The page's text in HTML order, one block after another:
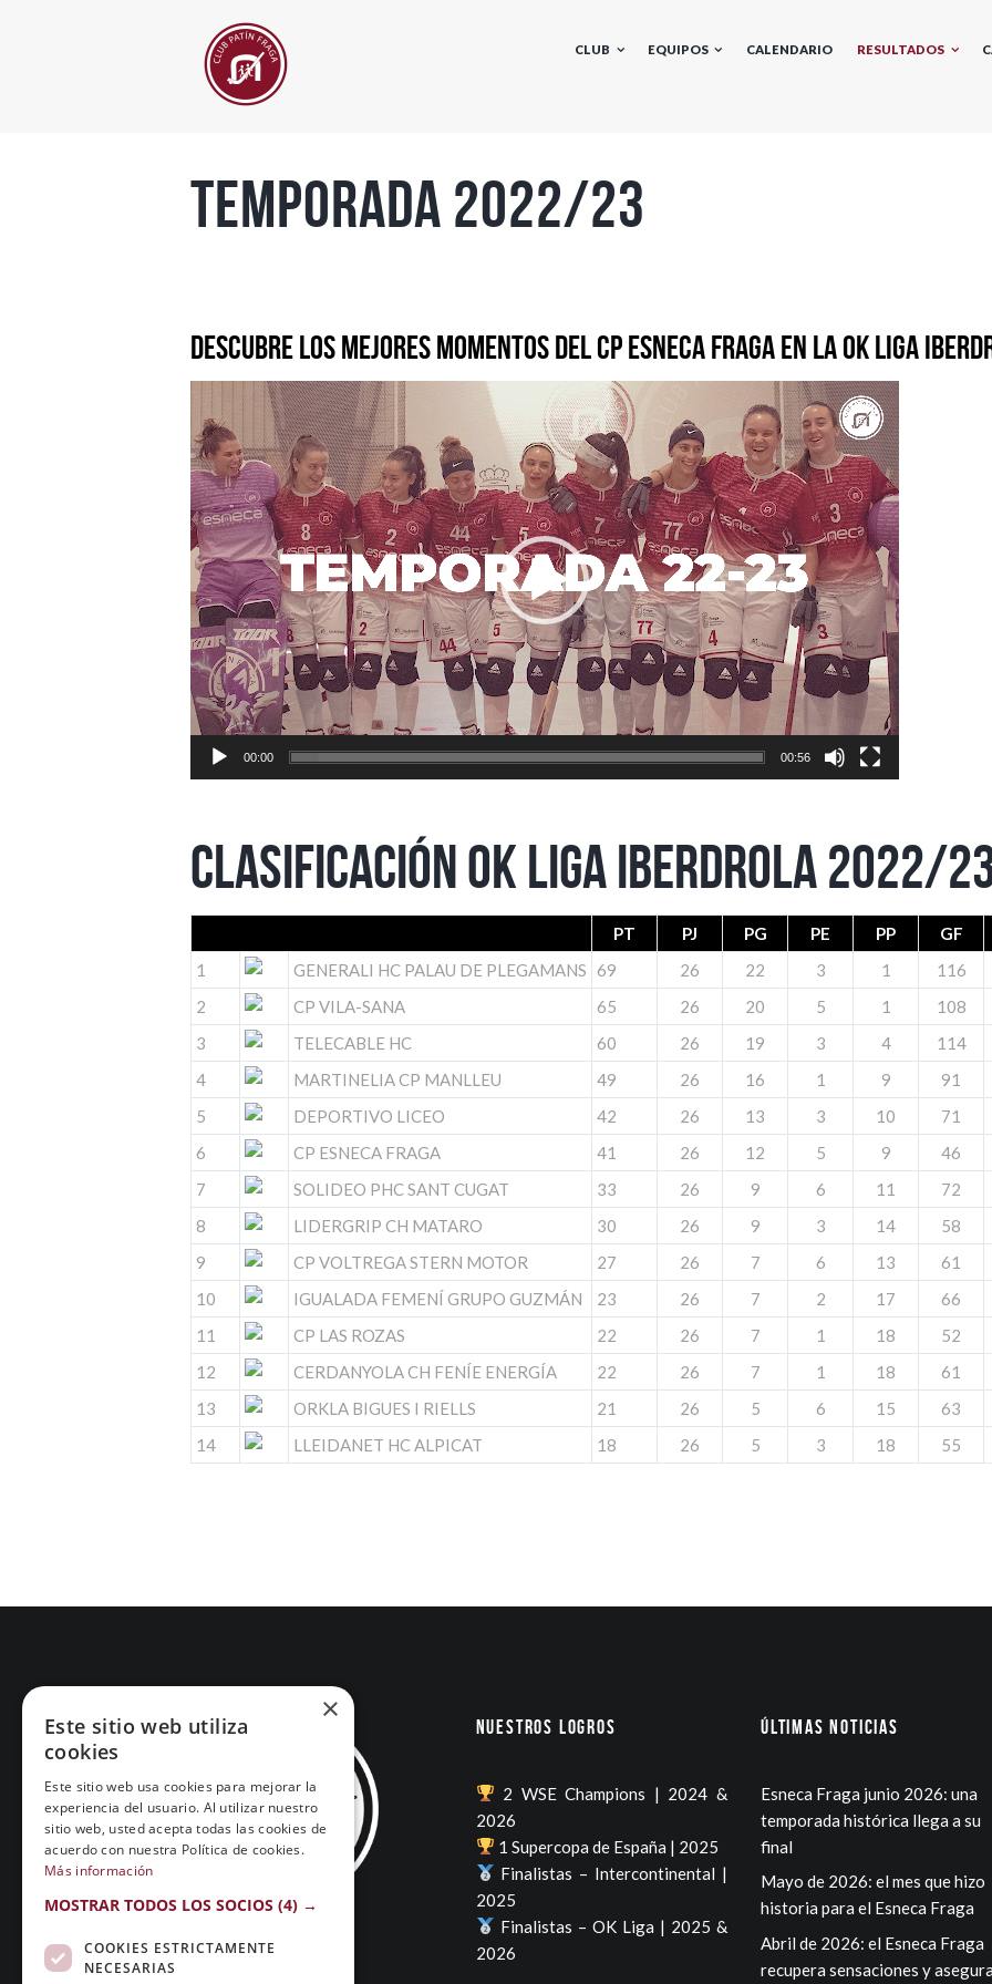
CLUB EQUIPOS CALENDARIO RESULTADOS
Temporada 2022/23
Descubre los mejores momentos del CP Esneca Fraga en la Ok Liga
00:00 00:56
CLASIFICACIÓN OK LIGA IBERDROLA 2022/
PT PJ PG PE PP GF
1
GENERALI HC PALAU DE PLEGAMANS 69 26 22 3 1 116
2
CP VILA-SANA 65 26 20 5 1 108
3
TELECABLE HC 60 26 19 3 4 114
4
MARTINELIA CP MANLLEU 49 26 16 1 9 91
5
DEPORTIVO LICEO 42 26 13 3 10 71
6
CP ESNECA FRAGA 41 26 12 5 9 46
7
SOLIDEO PHC SANT CUGAT 33 26 9 6 11 72
8
LIDERGRIP CH MATARO 30 26 9 3 14 58
9
CP VOLTREGA STERN MOTOR 27 26 7 6 13 61
10
IGUALADA FEMENÍ GRUPO GUZMÁN 23 26 7 2 17 66
11
CP LAS ROZAS 22 26 7 1 18 52
12
CERDANYOLA CH FENÍE ENERGÍA 22 26 7 1 18 61
13
ORKLA BIGUES I RIELLS 21 26 5 6 15 63
14
LLEIDANET HC ALPICAT 18 26 5 3 18 55
Nuestros logros
2 WSE Champions | 2024 &
2026
1 Supercopa de España | 2025
Finalistas – Intercontinental |
2025
Finalistas – OK Liga | 2025 &
2026
Últimas noticias
Esneca Fraga junio 2026: una
temporada histórica llega a su
final
Mayo de 2026: el mes que hizo
historia para el Esneca Fraga
Abril de 2026: el Esneca Fraga
recupera sensaciones y
×
Este sitio web utiliza
cookies
Este sitio web usa cookies para mejorar la
experiencia del usuario. Al utilizar nuestro
sitio web, usted acepta todas las cookies de
acuerdo con nuestra Política de cookies.
Más información
MOSTRAR TODOS LOS SOCIOS (4) →
COOKIES ESTRICTAMENTE
NECESARIAS